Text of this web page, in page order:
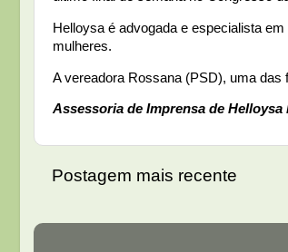
Helloysa é advogada e especialista
mulheres.
A vereadora Rossana (PSD), uma das
Assessoria de Imprensa de
Postagem mais recente